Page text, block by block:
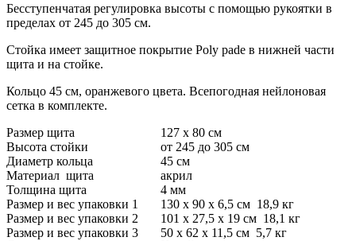
Бесступенчатая регулировка высоты с помощью рукоятки в
пределах от 245 до 305 см.
Стойка имеет защитное покрытие Poly pade в нижней части
щита и на стойке.
Кольцо 45 см, оранжевого цвета. Всепогодная нейлоновая
сетка в комплекте.
Размер щита
127 х 80 см
Высота стойки
от 245 до 305 см
Диаметр кольца
45 см
Материал щита
акрил
Толщина щита
4 мм
Размер и вес упаковки 1
130 x 90 x 6,5 см 18,9 кг
Размер и вес упаковки 2
101 x 27,5 x 19 см 18,1 кг
Размер и вес упаковки 3
50 x 62 x 11,5 см 5,7 кг